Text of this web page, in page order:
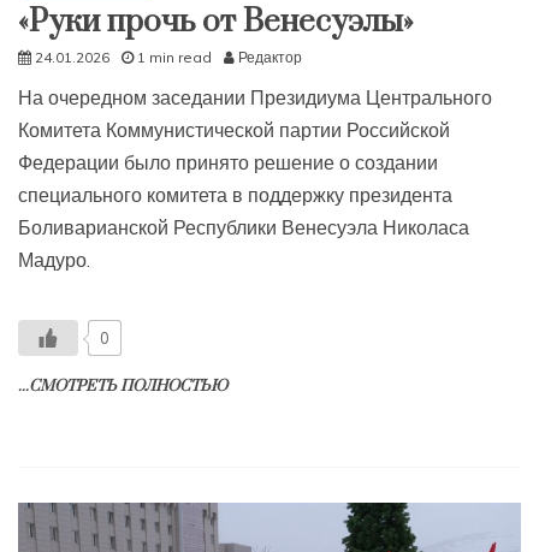
«Руки прочь от Венесуэлы»
24.01.2026 1 min read Редактор
На очередном заседании Президиума Центрального
Комитета Коммунистической партии Российской
Федерации было принято решение о создании
специального комитета в поддержку президента
Боливарианской Республики Венесуэла Николаса
Мадуро.
0
...СМОТРЕТЬ ПОЛНОСТЬЮ